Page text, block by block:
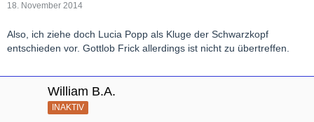
18. November 2014
Also, ich ziehe doch Lucia Popp als Kluge der Schwarzkopf
entschieden vor. Gottlob Frick allerdings ist nicht zu übertreffen.
William B.A.
INAKTIV